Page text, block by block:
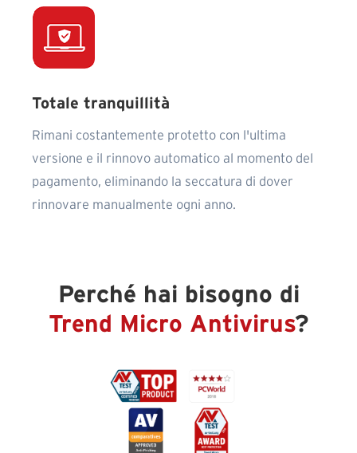
Totale tranquillità
Rimani costantemente protetto con l'ultima
versione e il rinnovo automatico al momento del
pagamento, eliminando la seccatura di dover
rinnovare manualmente ogni anno.
Perché hai bisogno di
Trend Micro Antivirus?